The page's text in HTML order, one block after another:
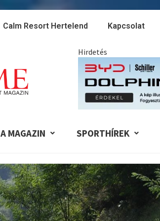
Calm Resort Hertelend Kapcsolat
Hirdetés
A MAGAZIN SPORTHÍREK